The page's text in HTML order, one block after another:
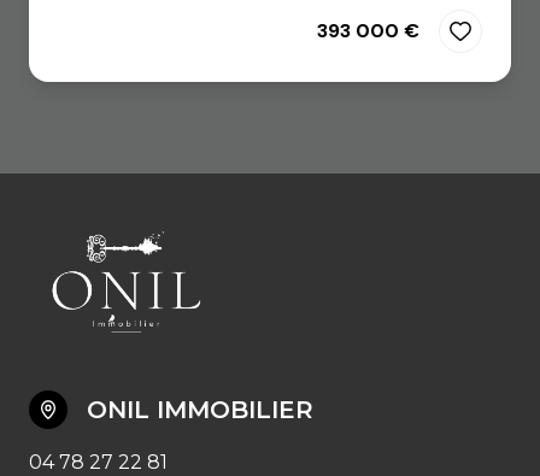
393 000 €
ONIL IMMOBILIER
04 78 27 22 81